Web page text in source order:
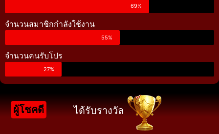
69%
จำนวนสมาชิกกำลังใช้งาน
55%
จำนวนคนรับโปร
27%
ผู้โชคดี ได้รับรางวัล